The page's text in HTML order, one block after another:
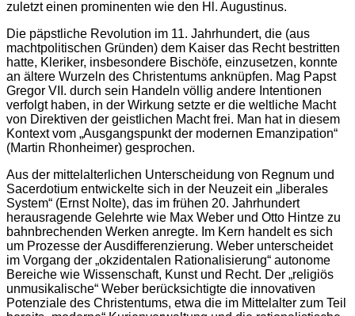
zuletzt einen prominenten wie den Hl. Augustinus.
Die päpstliche Revolution im 11. Jahrhundert, die (aus
machtpolitischen Gründen) dem Kaiser das Recht bestritten
hatte, Kleriker, insbesondere Bischöfe, einzusetzen, konnte
an ältere Wurzeln des Christentums anknüpfen. Mag Papst
Gregor VII. durch sein Handeln völlig andere Intentionen
verfolgt haben, in der Wirkung setzte er die weltliche Macht
von Direktiven der geistlichen Macht frei. Man hat in diesem
Kontext vom „Ausgangspunkt der modernen Emanzipation“
(Martin Rhonheimer) gesprochen.
Aus der mittelalterlichen Unterscheidung von Regnum und
Sacerdotium entwickelte sich in der Neuzeit ein „liberales
System“ (Ernst Nolte), das im frühen 20. Jahrhundert
herausragende Gelehrte wie Max Weber und Otto Hintze zu
bahnbrechenden Werken anregte. Im Kern handelt es sich
um Prozesse der Ausdifferenzierung. Weber unterscheidet
im Vorgang der „okzidentalen Rationalisierung“ autonome
Bereiche wie Wissenschaft, Kunst und Recht. Der „religiös
unmusikalische“ Weber berücksichtigte die innovativen
Potenziale des Christentums, etwa die im Mittelalter zum Teil